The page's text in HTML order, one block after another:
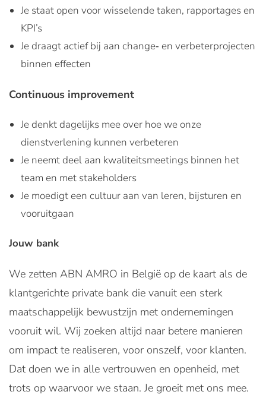
Je staat open voor wisselende taken, rapportages en
KPI’s
Je draagt actief bij aan change‑ en verbeterprojecten
binnen effecten
Continuous improvement
Je denkt dagelijks mee over hoe we onze
dienstverlening kunnen verbeteren
Je neemt deel aan kwaliteitsmeetings binnen het
team en met stakeholders
Je moedigt een cultuur aan van leren, bijsturen en
vooruitgaan
Jouw bank
We zetten ABN AMRO in België op de kaart als de
klantgerichte private bank die vanuit een sterk
maatschappelijk bewustzijn met ondernemingen
vooruit wil. Wij zoeken altijd naar betere manieren
om impact te realiseren, voor onszelf, voor klanten.
Dat doen we in alle vertrouwen en openheid, met
trots op waarvoor we staan. Je groeit met ons mee.